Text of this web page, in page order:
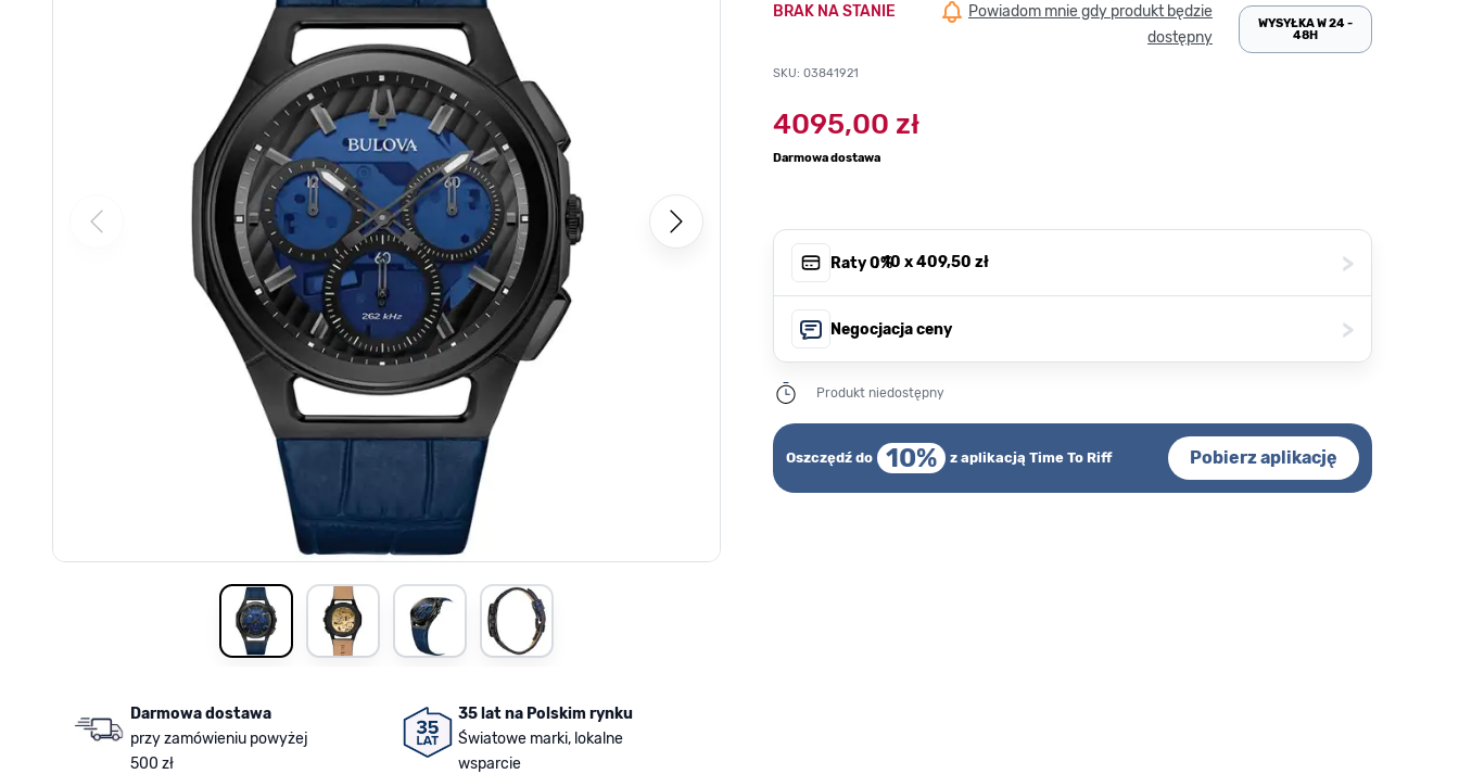
View larger imageView larger imageView larger imageView larger image
Darmowa dostawa
przy zamówieniu powyżej
500 zł
35 lat na Polskim rynku
Światowe marki, lokalne
wsparcie
BRAK NA STANIE
Powiadom mnie gdy produkt będzie
dostępny
SKU: 03841921
WYSYŁKA W 24 -
48H
4095,00 zł
Darmowa dostawa
Raty 0%, 10 x409,50 zł >
Negocjacja ceny >
Produkt niedostępny
Oszczędź do 10% z aplikacją Time To Riff Pobierz aplikację